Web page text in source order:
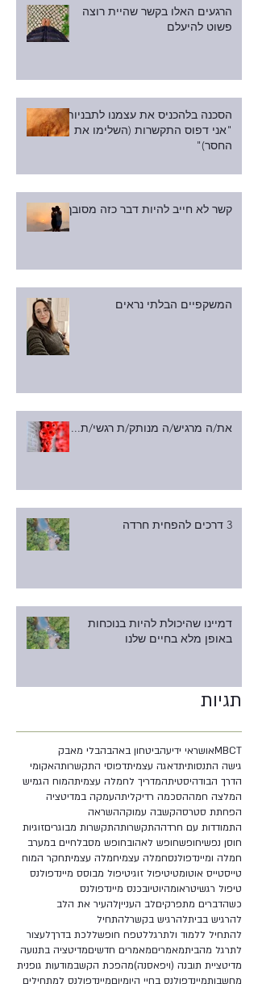
הרגעים האלו בקשר שהיית רוצה
פשוט להיעלם
הסכנה בלהכניס את עצמנו לתבניות:
"אני דפוס התקשרות (השלימו את
החסר)"
קשר לא חייב להיות דבר כזה מסובך
המשקפיים הבלתי נראים
את/ה מרגיש/ה מנותק/ת רגשי/ת...
3 דרכים להפחית חרדה
דמיינו שהיכולת להיות בנוכחות
באופן מלא בחיים שלנו
תגיות
MBCTאושראי ידיעהביטחון באהבהבלי מאבק
גישה התנסותיתדאגה עצמיתדפוסי התקשרותהאקומי
הדרך הבודהיסטיתהמדריך לחמלה עצמיתהמוח הגמיש
המלצה חמההסכמה רדיקליתהעמקה במדיטציה
הפחתת סטרסהקשבה עמוקההשראה
התמודדות עם חרדההתקשרותהתקשרות מבוגריםזוגיות
חוסן נפשיחופשחופש לאהובחופש מסבלחיים במערב
חמלה ומיינדפולנסחמלה עצמיחמלה עצמיתחקר המוח
טייסטייס אוטומטיטיפול זוגיטיפול מבוסס מיינדפולנס
טיפול רגשיטראומהיוטיובכנס מיינדפולנס
כשהדברים מתפרקיםלב הענייןלהעיר את הלב
להרגיש בביתלהרגיש בקשרלהתחיל
להתחיל ללמוד ולתרגללטפח חופשללכת בדרךלעצור
לתרגל מהביתמאמריםמאמרים חדשיםמדיטציה בתנועה
מדיטציית תובנה (ויפאסנה)מהפכת הקשבמודעות גופנית
מחשבותמיינדפולנס בחיי היומיוםמיינדפולנס למתחילים